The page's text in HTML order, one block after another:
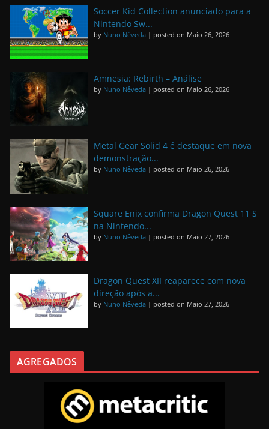
Soccer Kid Collection anunciado para a
Nintendo Sw...
by Nuno Nêveda | posted on Maio 26, 2026
Amnesia: Rebirth – Análise
by Nuno Nêveda | posted on Maio 26, 2026
Metal Gear Solid 4 é destaque em nova
demonstração...
by Nuno Nêveda | posted on Maio 26, 2026
Square Enix confirma Dragon Quest 11 S
na Nintendo...
by Nuno Nêveda | posted on Maio 27, 2026
Dragon Quest XII reaparece com nova
direção após a...
by Nuno Nêveda | posted on Maio 27, 2026
AGREGADOS